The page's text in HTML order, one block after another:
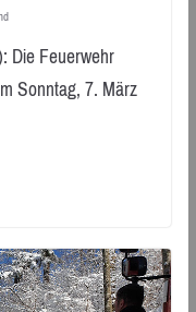
Die Feuerwehr
Sonntag, 7. März